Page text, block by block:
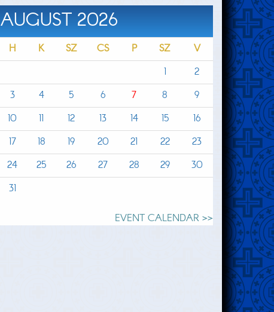
AUGUST 2026
H K SZ CS P SZ
V
1
2
3
4 5 6 7 8
9
10
11 12 13 14 15
16
17
18 19 20 21 22
23
24
25 26 27 28 29
30
31
EVENT CALENDAR >>